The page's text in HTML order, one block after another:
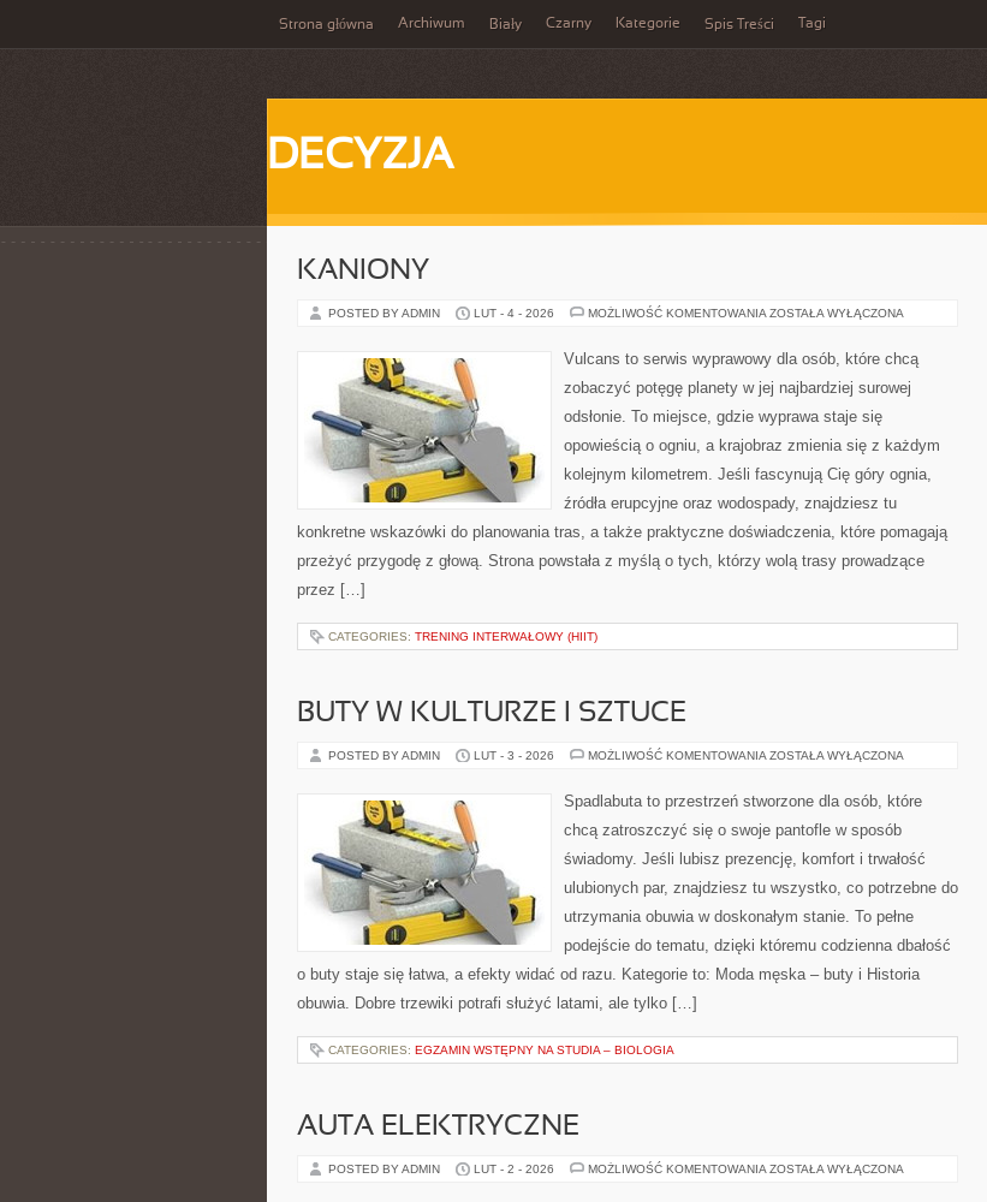
Strona główna Archiwum Biały Czarny Kategorie Spis Treści Tagi
DECYZJA
KANIONY
POSTED BY ADMIN LUT - 4 - 2026 MOŻLIWOŚĆ KOMENTOWANIA KANIONY
ZOSTAŁA WYŁĄCZONA
Vulcans to serwis wyprawowy dla osób, które chcą
zobaczyć potęgę planety w jej najbardziej surowej
odsłonie. To miejsce, gdzie wyprawa staje się
opowieścią o ogniu, a krajobraz zmienia się z każdym
kolejnym kilometrem. Jeśli fascynują Cię góry ognia,
źródła erupcyjne oraz wodospady, znajdziesz tu
konkretne wskazówki do planowania tras, a także praktyczne doświadczenia, które pomagają
przeżyć przygodę z głową. Strona powstała z myślą o tych, którzy wolą trasy prowadzące
przez […]
CATEGORIES: TRENING INTERWAŁOWY (HIIT)
BUTY W KULTURZE I SZTUCE
POSTED BY ADMIN LUT - 3 - 2026 MOŻLIWOŚĆ KOMENTOWANIA BUTY
SZTUCE
ZOSTAŁA WYŁĄCZONA
Spadlabuta to przestrzeń stworzone dla osób, które
chcą zatroszczyć się o swoje pantofle w sposób
świadomy. Jeśli lubisz prezencję, komfort i trwałość
ulubionych par, znajdziesz tu wszystko, co potrzebne do
utrzymania obuwia w doskonałym stanie. To pełne
podejście do tematu, dzięki któremu codzienna dbałość
o buty staje się łatwa, a efekty widać od razu. Kategorie to: Moda męska – buty i Historia
obuwia. Dobre trzewiki potrafi służyć latami, ale tylko […]
CATEGORIES: EGZAMIN WSTĘPNY NA STUDIA – BIOLOGIA
AUTA ELEKTRYCZNE
POSTED BY ADMIN LUT - 2 - 2026 MOŻLIWOŚĆ KOMENTOWANIA AUTA
ZOSTAŁA WYŁĄCZONA